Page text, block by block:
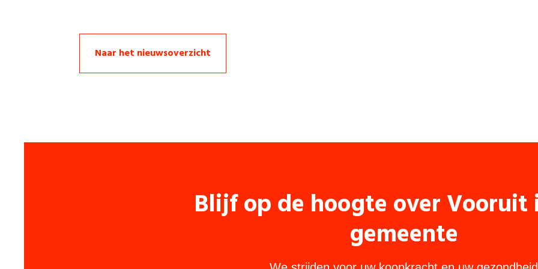
Naar het nieuwsoverzicht
Blijf op de hoogte over
gemeente